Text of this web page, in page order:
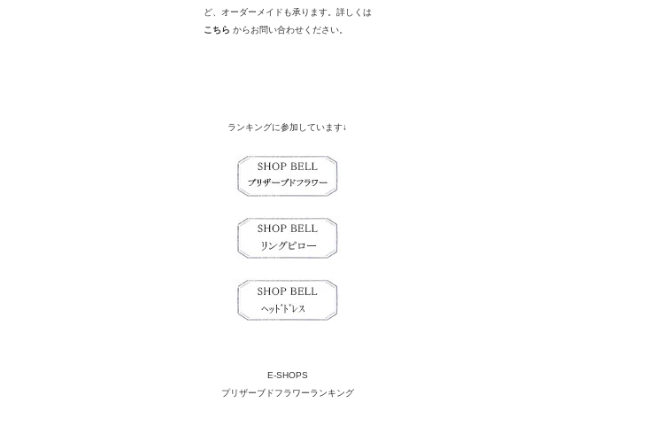
ど、オーダーメイドも承ります。詳しくは
こちら からお問い合わせください。
ランキングに参加しています↓
E-SHOPS
プリザーブドフラワーランキング